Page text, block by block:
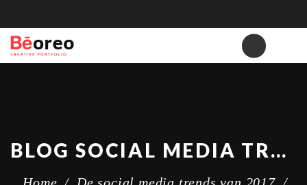
BLOG SOCIAL MEDIA TRENDS 2017 ENSANNE